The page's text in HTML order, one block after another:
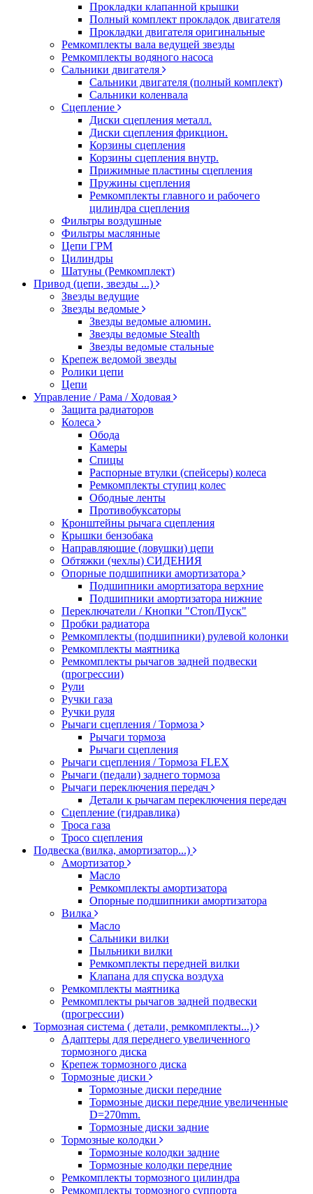
Прокладки клапанной крышки
Полный комплект прокладок двигателя
Прокладки двигателя оригинальные
Ремкомплекты вала ведущей звезды
Ремкомплекты водяного насоса
Сальники двигателя
Сальники двигателя (полный комплект)
Сальники коленвала
Сцепление
Диски сцепления металл.
Диски сцепления фрикцион.
Корзины сцепления
Корзины сцепления внутр.
Прижимные пластины сцепления
Пружины сцепления
Ремкомплекты главного и рабочего
цилиндра сцепления
Фильтры воздушные
Фильтры маслянные
Цепи ГРМ
Цилиндры
Шатуны (Ремкомплект)
Привод (цепи, звезды ...)
Звезды ведущие
Звезды ведомые
Звезды ведомые алюмин.
Звезды ведомые Stealth
Звезды ведомые стальные
Крепеж ведомой звезды
Ролики цепи
Цепи
Управление / Рама / Ходовая
Защита радиаторов
Колеса
Обода
Камеры
Спицы
Распорные втулки (спейсеры) колеса
Ремкомплекты ступиц колес
Ободные ленты
Противобуксаторы
Кронштейны рычага сцепления
Крышки бензобака
Направляющие (ловушки) цепи
Обтяжки (чехлы) СИДЕНИЯ
Опорные подшипники амортизатора
Подшипники амортизатора верхние
Подшипники амортизатора нижние
Переключатели / Кнопки "Стоп/Пуск"
Пробки радиатора
Ремкомплекты (подшипники) рулевой колонки
Ремкомплекты маятника
Ремкомплекты рычагов задней подвески
(прогрессии)
Рули
Ручки газа
Ручки руля
Рычаги сцепления / Тормоза
Рычаги тормоза
Рычаги сцепления
Рычаги сцепления / Тормоза FLEX
Рычаги (педали) заднего тормоза
Рычаги переключения передач
Детали к рычагам переключения передач
Сцепление (гидравлика)
Троса газа
Тросо сцепления
Подвеска (вилка, амортизатор...)
Амортизатор
Масло
Ремкомплекты амортизатора
Опорные подшипники амортизатора
Вилка
Масло
Сальники вилки
Пыльники вилки
Ремкомплекты передней вилки
Клапана для спуска воздуха
Ремкомплекты маятника
Ремкомплекты рычагов задней подвески
(прогрессии)
Тормозная система ( детали, ремкомплекты...)
Адаптеры для переднего увеличенного
тормозного диска
Крепеж тормозного диска
Тормозные диски
Тормозные диски передние
Тормозные диски передние увеличенные
D=270mm.
Тормозные диски задние
Тормозные колодки
Тормозные колодки задние
Тормозные колодки передние
Ремкомплекты тормозного цилиндра
Ремкомплекты тормозного суппорта